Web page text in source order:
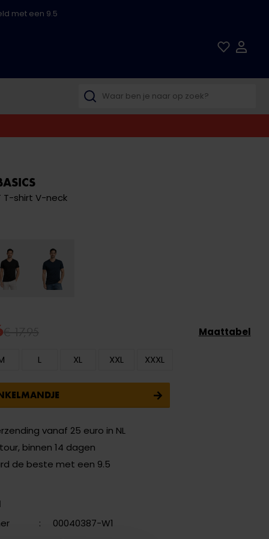
met een 9.5
T-shirt V-neck
L XL XXL XXXL
Maattabel
vanaf 25 euro in NL
binnen 14 dagen
de beste met een 9.5
:
00040387-W1